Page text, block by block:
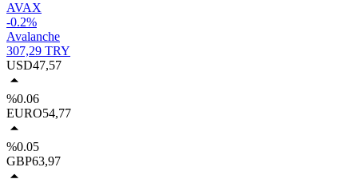
AVAX
-0.2%
Avalanche
307,29 TRY
USD47,57
%0.06
EURO54,77
%0.05
GBP63,97